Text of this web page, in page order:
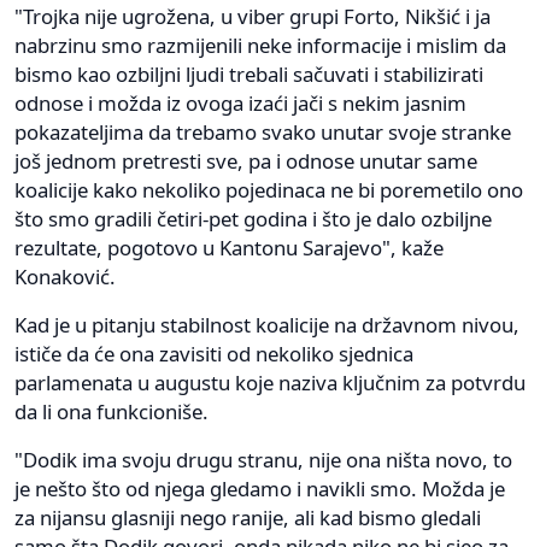
"Trojka nije ugrožena, u viber grupi Forto, Nikšić i ja
nabrzinu smo razmijenili neke informacije i mislim da
bismo kao ozbiljni ljudi trebali sačuvati i stabilizirati
odnose i možda iz ovoga izaći jači s nekim jasnim
pokazateljima da trebamo svako unutar svoje stranke
još jednom pretresti sve, pa i odnose unutar same
koalicije kako nekoliko pojedinaca ne bi poremetilo ono
što smo gradili četiri-pet godina i što je dalo ozbiljne
rezultate, pogotovo u Kantonu Sarajevo", kaže
Konaković.
Kad je u pitanju stabilnost koalicije na državnom nivou,
ističe da će ona zavisiti od nekoliko sjednica
parlamenata u augustu koje naziva ključnim za potvrdu
da li ona funkcioniše.
"Dodik ima svoju drugu stranu, nije ona ništa novo, to
je nešto što od njega gledamo i navikli smo. Možda je
za nijansu glasniji nego ranije, ali kad bismo gledali